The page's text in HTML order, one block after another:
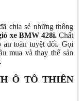
chia sẻ những thông
xe BMW 428i.Chất
an toàn tuyệt đối. Gọi
mua và thay thế sản
Ô TÔ THIÊN